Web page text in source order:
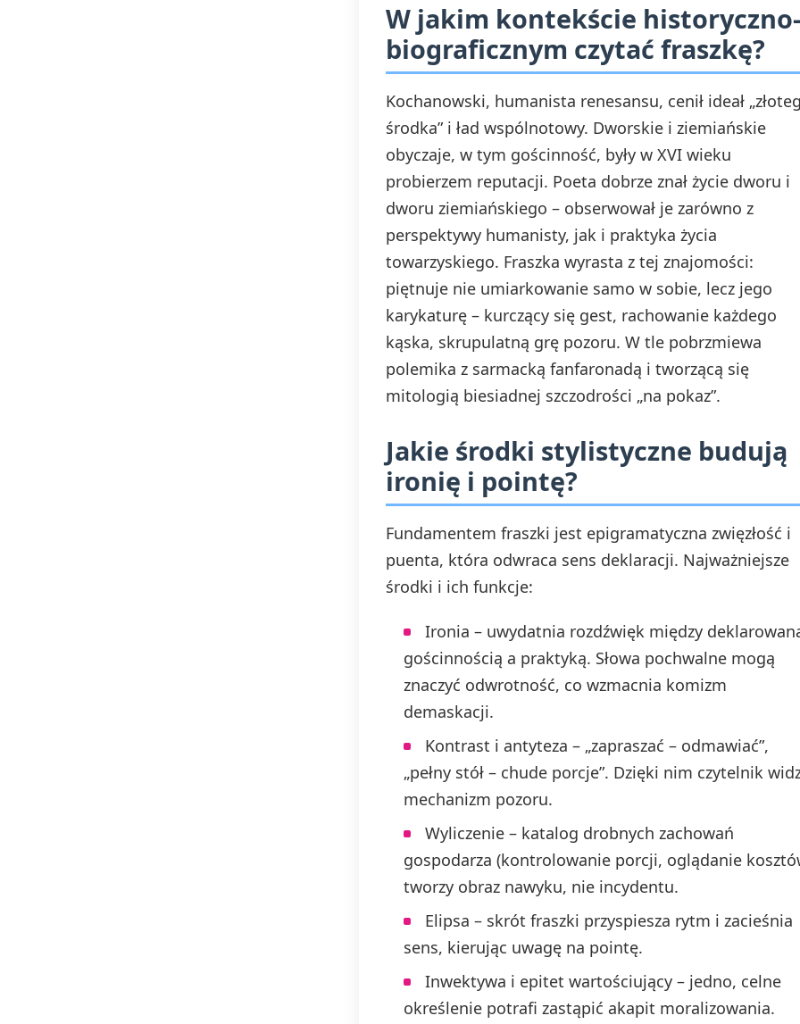
W jakim kontekście historyczno-
biograficznym czytać fraszkę?
Kochanowski, humanista renesansu, cenił ideał
środka” i ład wspólnotowy. Dworskie i ziemiańskie
obyczaje, w tym gościnność, były w XVI wieku
probierzem reputacji. Poeta dobrze znał życie dworu i
dworu ziemiańskiego – obserwował je zarówno z
perspektywy humanisty, jak i praktyka życia
towarzyskiego. Fraszka wyrasta z tej znajomości:
piętnuje nie umiarkowanie samo w sobie, lecz jego
karykaturę – kurczący się gest, rachowanie każdego
kąska, skrupulatną grę pozoru. W tle pobrzmiewa
polemika z sarmacką fanfaronadą i tworzącą się
mitologią biesiadnej szczodrości „na pokaz”.
Jakie środki stylistyczne budują
ironię i pointę?
Fundamentem fraszki jest epigramatyczna zwięzłość i
puenta, która odwraca sens deklaracji. Najważniejsze
środki i ich funkcje:
Ironia – uwydatnia rozdźwięk między
gościnnością a praktyką. Słowa pochwalne mogą
znaczyć odwrotność, co wzmacnia komizm
demaskacji.
Kontrast i antyteza – „zapraszać – odmawiać”,
„pełny stół – chude porcje”. Dzięki nim czytelnik
mechanizm pozoru.
Wyliczenie – katalog drobnych zachowań
gospodarza (kontrolowanie porcji, oglądanie
tworzy obraz nawyku, nie incydentu.
Elipsa – skrót fraszki przyspiesza rytm i zacieśnia
sens, kierując uwagę na pointę.
Inwektywa i epitet wartościujący – jedno, celne
określenie potrafi zastąpić akapit moralizowania.